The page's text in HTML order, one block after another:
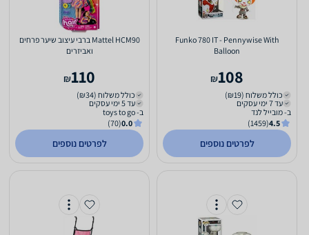
Funko 780 IT - Pennywise With
Balloon
108
₪
כולל משלוח (₪19)
עד 7 ימי עסקים
ב- מובייל לנד
4.5
(1459)
לפרטים נוספים
Mattel HCM90 ברבי עיצוב שיער פרחים
ואביזרים
110
₪
כולל משלוח (₪34)
עד 5 ימי עסקים
ב- toys to go
0.0
(70)
לפרטים נוספים